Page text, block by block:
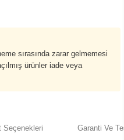
sırasında zarar gelmemesi
ürünler iade veya
Seçenekleri Garanti Ve